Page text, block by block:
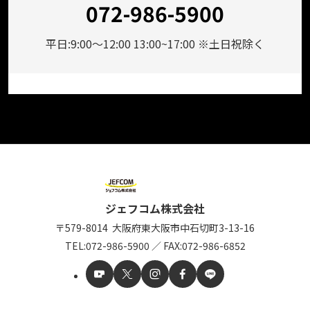
072-986-5900
平日:9:00～12:00 13:00~17:00 ※土日祝除く
ジェフコム株式会社
〒579-8014 大阪府東大阪市中石切町3-13-16
TEL:072-986-5900 ／ FAX:072-986-6852